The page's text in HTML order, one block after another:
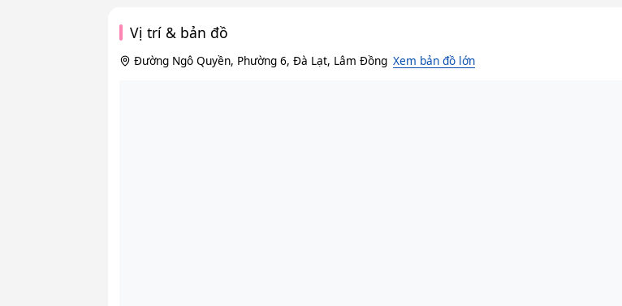
Vị trí & bản đồ
Đường Ngô Quyền, Phường 6, Đà Lạt, Lâm Đồng Xem bản đồ lớn